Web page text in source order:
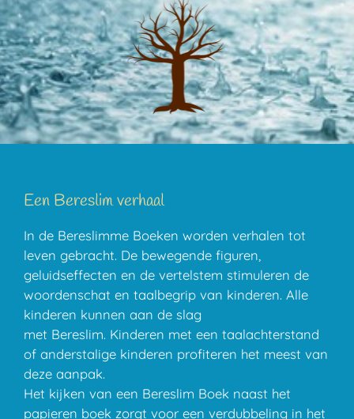
Een Bereslim verhaal
In de Bereslimme Boeken worden verhalen tot
leven gebracht. De bewegende figuren,
geluidseffecten en de vertelstem stimuleren de
woordenschat en taalbegrip van kinderen. Alle
kinderen kunnen aan de slag
met Bereslim. Kinderen met een taalachterstand
of anderstalige kinderen profiteren het meest van
deze aanpak.
Het kijken van een Bereslim Boek naast het
papieren boek zorgt voor een verdubbeling in het